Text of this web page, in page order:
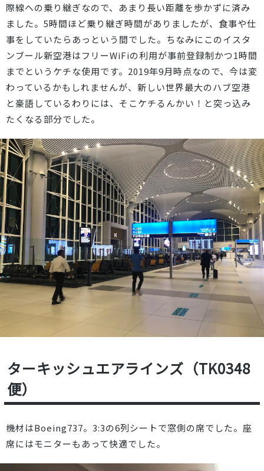
際線への乗り継ぎなので、あまり長い距離を歩かずに済み
ました。5時間ほど乗り継ぎ時間がありましたが、食事や仕
事をしていたらあっという間でした。ちなみにこのイスタ
ンブール新空港はフリーWiFiの利用が事前登録制かつ1時間
までというケチな使用です。2019年9月時点なので、今は変
わっているかもしれませんが、新しい世界最大のハブ空港
と豪語しているわりには、そこケチるんかい！と突っ込み
たくなる部分でした。
ターキッシュエアラインズ（TK0348
便）
機材はBoeing737。3:3の6列シートで窓側の席でした。座
席にはモニターもあって快適でした。